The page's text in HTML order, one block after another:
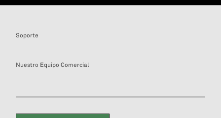
Soporte
Nuestro Equipo Comercial